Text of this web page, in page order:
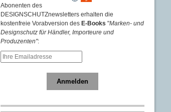
Abonenten des
DESIGNSCHUTZnewsletters erhalten die
kostenfreie Vorabversion des E-Books "Marken- und
Designschutz für Händler, Importeure und
Produzenten":
Anmelden